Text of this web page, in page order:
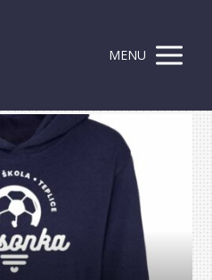
MENU